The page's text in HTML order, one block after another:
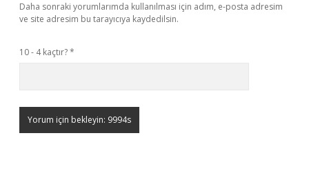
Daha sonraki yorumlarımda kullanılması için adım, e-posta adresim
ve site adresim bu tarayıcıya kaydedilsin.
10 - 4 kaçtır?*